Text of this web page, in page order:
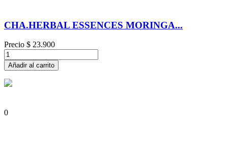
CHA.HERBAL ESSENCES MORINGA...
Precio $ 23.900
Añadir al carrito
0